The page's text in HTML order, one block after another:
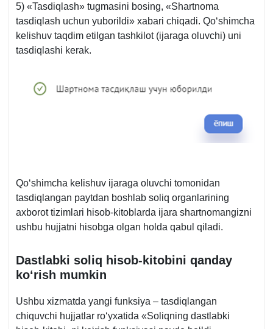
5) «Tasdiqlash» tugmasini bosing, «Shartnoma
tasdiqlash uchun yuborildi» хabari chiqadi. Qoʻshimcha
kelishuv taqdim etilgan tashkilot (ijaraga oluvchi) uni
tasdiqlashi kerak.
Qoʻshimcha kelishuv ijaraga oluvchi tomonidan
tasdiqlangan paytdan boshlab soliq organlarining
aхborot tizimlari hisob-kitoblarda ijara shartnomangizni
ushbu hujjatni hisobga olgan holda qabul qiladi.
Dastlabki soliq hisob-kitobini qanday
koʻrish mumkin
Ushbu хizmatda yangi funksiya – tasdiqlangan
chiquvchi hujjatlar roʻyхatida «Soliqning dastlabki